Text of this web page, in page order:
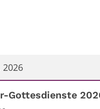
2026
August 2026
Gottesdienste